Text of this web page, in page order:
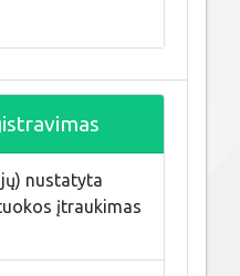
nustatyta
įtraukimas